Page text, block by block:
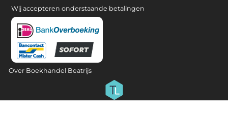
Wij accepteren onderstaande betalingen
Over Boekhandel Beatrijs